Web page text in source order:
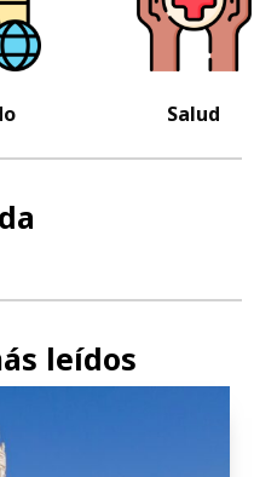
Salud
leídos